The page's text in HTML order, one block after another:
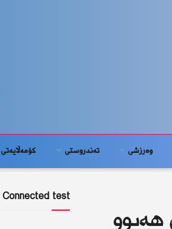
وەرزشی تەندروستى كۆمه‌ڵايه‌تى
هەبوو
test